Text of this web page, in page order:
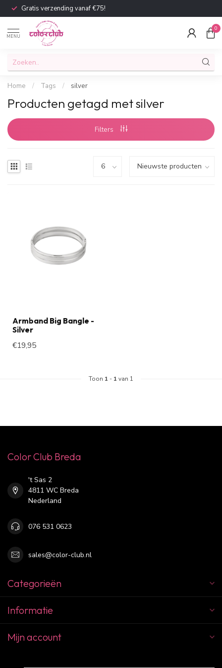
Gratis verzending vanaf €75!
MENU
0
Home / Tags / silver
Producten getagd met silver
Filters
Armband Big Bangle -
Silver
€19,95
Toon 1 - 1 van 1
Color Club Breda
't Sas 2
4811 WC Breda
Nederland
076 531 0623
sales@color-club.nl
Categorieën
Informatie
Mijn account